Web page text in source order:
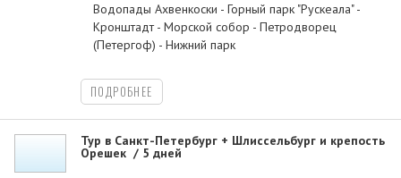
Водопады Ахвенкоски - Горный парк "Рускеала" -
Кронштадт - Морской собор - Петродворец
(Петергоф) - Нижний парк
ПОДРОБНЕЕ
Тур в Санкт-Петербург + Шлиссельбург и крепость
Орешек 5 дней